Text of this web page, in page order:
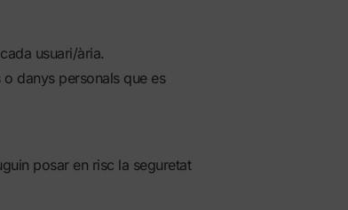
usuari/ària.
danys personals que es
posar en risc la seguretat